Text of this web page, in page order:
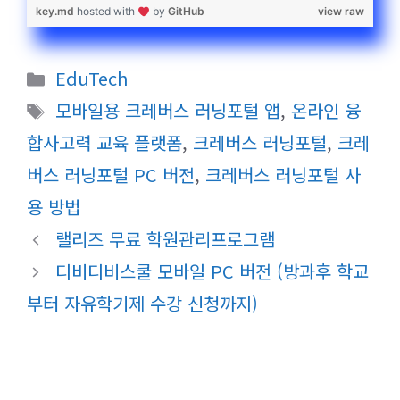
view raw
key.md hosted with by GitHub
카
테
고
리
EduTech
태
그
모바일용 크레버스 러닝포털 앱, 온라인 융
합사고력 교육 플랫폼, 크레버스 러닝포털, 크레
버스 러닝포털 PC 버전, 크레버스 러닝포털 사
용 방법
랠리즈 무료 학원관리프로그램
디비디비스쿨 모바일 PC 버전 (방과후 학교
부터 자유학기제 수강 신청까지)